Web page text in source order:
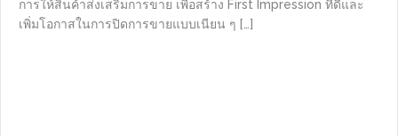
การให้สินค้าส่งเสริมการขาย เพื่อสร้าง First Impression ที่ดีและ
เพิ่มโอกาสในการปิดการขายแบบเนียน ๆ […]